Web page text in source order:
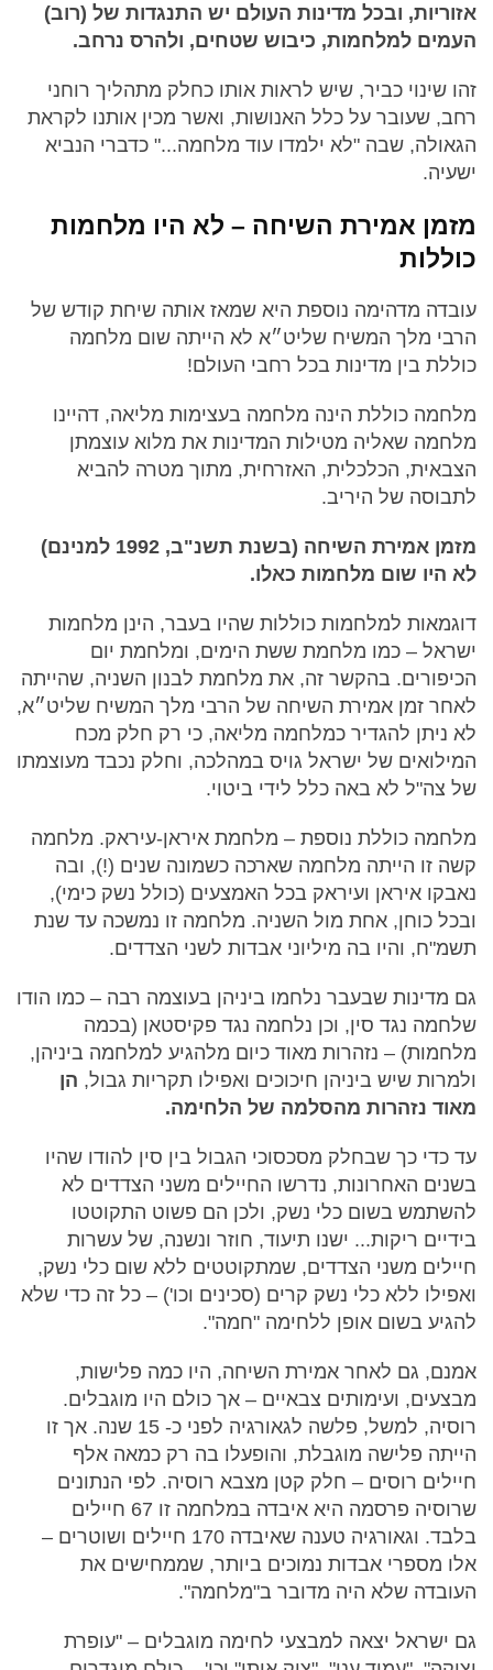
אזוריות, ובכל מדינות העולם יש התנגדות של (רוב)
העמים למלחמות, כיבוש שטחים, ולהרס נרחב.
זהו שינוי כביר, שיש לראות אותו כחלק מתהליך רוחני
רחב, שעובר על כלל האנושות, ואשר מכין אותנו לקראת
הגאולה, שבה "לא ילמדו עוד מלחמה..." כדברי הנביא
ישעיה.
מזמן אמירת השיחה – לא היו מלחמות
כוללות
עובדה מדהימה נוספת היא שמאז אותה שיחת קודש של
הרבי מלך המשיח שליט״א לא הייתה שום מלחמה
כוללת בין מדינות בכל רחבי העולם!
מלחמה כוללת הינה מלחמה בעצימות מליאה, דהיינו
מלחמה שאליה מטילות המדינות את מלוא עוצמתן
הצבאית, הכלכלית, האזרחית, מתוך מטרה להביא
לתבוסה של היריב.
מזמן אמירת השיחה (בשנת תשנ"ב, 1992 למנינם)
לא היו שום מלחמות כאלו.
דוגמאות למלחמות כוללות שהיו בעבר, הינן מלחמות
ישראל – כמו מלחמת ששת הימים, ומלחמת יום
הכיפורים. בהקשר זה, את מלחמת לבנון השניה, שהייתה
לאחר זמן אמירת השיחה של הרבי מלך המשיח שליט״א,
לא ניתן להגדיר כמלחמה מליאה, כי רק חלק מכח
המילואים של ישראל גויס במהלכה, וחלק נכבד מעוצמתו
של צה"ל לא באה כלל לידי ביטוי.
מלחמה כוללת נוספת – מלחמת איראן-עיראק. מלחמה
קשה זו הייתה מלחמה שארכה כשמונה שנים (!), ובה
נאבקו איראן ועיראק בכל האמצעים (כולל נשק כימי),
ובכל כוחן, אחת מול השניה. מלחמה זו נמשכה עד שנת
תשמ"ח, והיו בה מיליוני אבדות לשני הצדדים.
גם מדינות שבעבר נלחמו ביניהן בעוצמה רבה – כמו הודו
שלחמה נגד סין, וכן נלחמה נגד פקיסטאן (בכמה
מלחמות) – נזהרות מאוד כיום מלהגיע למלחמה ביניהן,
ולמרות שיש ביניהן חיכוכים ואפילו תקריות גבול, הן
מאוד נזהרות מהסלמה של הלחימה.
עד כדי כך שבחלק מסכסוכי הגבול בין סין להודו שהיו
בשנים האחרונות, נדרשו החיילים משני הצדדים לא
להשתמש בשום כלי נשק, ולכן הם פשוט התקוטטו
בידיים ריקות... ישנו תיעוד, חוזר ונשנה, של עשרות
חיילים משני הצדדים, שמתקוטטים ללא שום כלי נשק,
ואפילו ללא כלי נשק קרים (סכינים וכו') – כל זה כדי שלא
להגיע בשום אופן ללחימה "חמה".
אמנם, גם לאחר אמירת השיחה, היו כמה פלישות,
מבצעים, ועימותים צבאיים – אך כולם היו מוגבלים.
רוסיה, למשל, פלשה לגאורגיה לפני כ- 15 שנה. אך זו
הייתה פלישה מוגבלת, והופעלו בה רק כמאה אלף
חיילים רוסים – חלק קטן מצבא רוסיה. לפי הנתונים
שרוסיה פרסמה היא איבדה במלחמה זו 67 חיילים
בלבד. וגאורגיה טענה שאיבדה 170 חיילים ושוטרים –
אלו מספרי אבדות נמוכים ביותר, שממחישים את
העובדה שלא היה מדובר ב"מלחמה".
גם ישראל יצאה למבצעי לחימה מוגבלים – "עופרת